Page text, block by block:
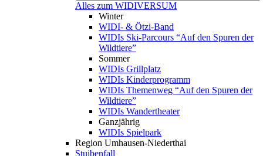
Alles zum WIDIVERSUM
Winter
WIDI- & Ötzi-Band
WIDIs Ski-Parcours “Auf den Spuren der
Wildtiere”
Sommer
WIDIs Grillplatz
WIDIs Kinderprogramm
WIDIs Themenweg “Auf den Spuren der
Wildtiere”
WIDIs Wandertheater
Ganzjährig
WIDIs Spielpark
Region Umhausen-Niederthai
Stuibenfall